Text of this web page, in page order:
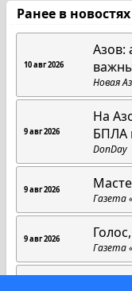
Ранее в новостях
10 авг 2026
Азов:
Новая
9 авг 2026
На
БПЛА
DonDay
9 авг 2026
Газета
9 авг 2026
Газета